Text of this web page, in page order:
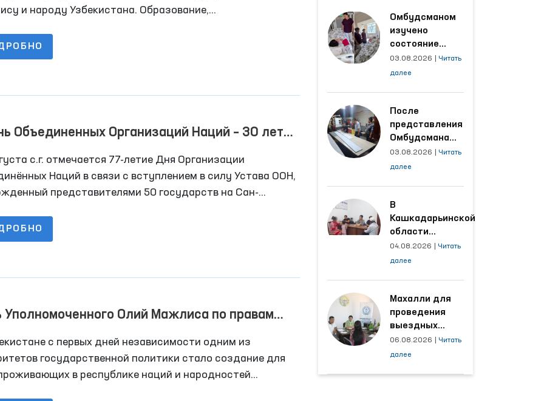
и народу Узбекистана. Образование,
все вопросы, волнующие население, нашли свое место в
Важно, что проблемы были четко
Объединенных Организаций Наций – 30 лет
сотрудничества Узбекистана и
с.г. отмечается 77-летие Дня Организации
Наций в связи с вступлением в силу Устава ООН,
представителями 50 государств на Сан-
ООН являются 193 страны — почти все суверенные
мира.
Уполномоченного Олий Мажлиса по правам
(омбудсмана) в укреплении дружеских
с первых дней независимости одним из
государственной политики стало создание для
в республике наций и народностей
Омбудсманом
изучено
состояние
женщины,
пострадавшей от
области
03.08.2026
Читать
далее
После
представления
Омбудсмана
улучшены
условия на
трудятся
осуждённые
03.08.2026
Читать
далее
В
Кашкадарьинской
области
налажена
адресная работа
наибольшее
количество
обращений
04.08.2026
Читать
далее
Махалли для
проведения
выездных
приёмов
определяются
06.08.2026
Читать
далее